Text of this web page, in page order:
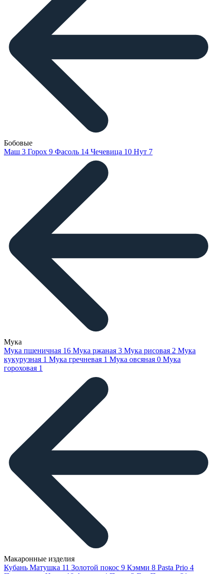
Бобовые
Маш 3 Горох 9 Фасоль 14 Чечевица 10 Нут 7
Мука
Мука пшеничная 16 Мука ржаная 3 Мука рисовая 2 Мука
кукурузная 1 Мука гречневая 1 Мука овсяная 0 Мука
гороховая 1
Макаронные изделия
Кубань Матушка 11 Золотой покос 9 Кэмми 8 Pasta Prio 4